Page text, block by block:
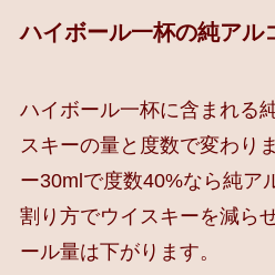
ハイボール一杯の純アル
ハイボール一杯に含まれる
スキーの量と度数で変わり
ー30mlで度数40%なら純ア
割り方でウイスキーを減ら
ール量は下がります。